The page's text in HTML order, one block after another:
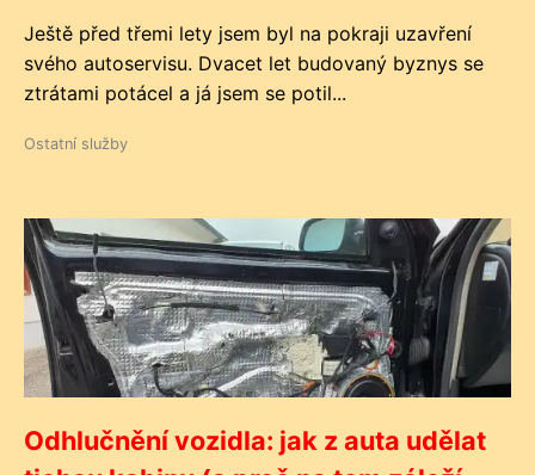
Ještě před třemi lety jsem byl na pokraji uzavření
svého autoservisu. Dvacet let budovaný byznys se
ztrátami potácel a já jsem se potil...
Ostatní služby
Odhlučnění vozidla: jak z auta udělat